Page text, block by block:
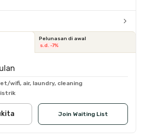
Pelunasan di awal
s.d. -7%
wifi, air, laundry, cleaning
Join Waiting List